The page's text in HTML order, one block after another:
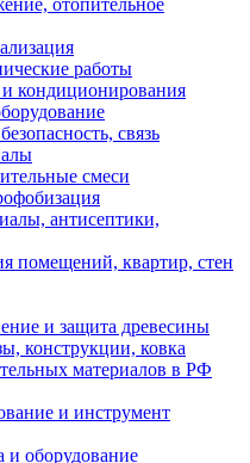
отопительное
работы
кондиционирования
связь
смеси
антисептики,
помещений, квартир, стен
и защита древесины
конструкции, ковка
материалов в РФ
и инструмент
и оборудование